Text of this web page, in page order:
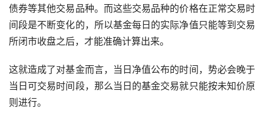
债券等其他交易品种。而这些交易品种的价格在正常交易时
间段是不断变化的，所以基金每日的实际净值只能等到交易
所闭市收盘之后，才能准确计算出来。
这就造成了对基金而言，当日净值公布的时间，势必会晚于
当日可交易时间段，那么当日的基金交易就只能按未知价原
则进行。